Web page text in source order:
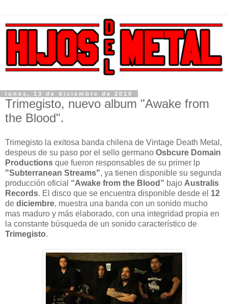
lunes, 13 de diciembre de 2010
Trimegisto, nuevo album "Awake from
the Blood".
Trimegisto la exitosa banda chilena de Vintage Death Metal,
despeus de su paso por el sello germano Osbcure Domain
Productions que fueron responsables de su primer lp
"Subterranean Streams", ya tienen disponible su segunda
producción oficial “Awake from the Blood” bajo Australis
Records. El disco que se encuentra disponible desde el 12
de diciembre, muestra una banda con un sonido mucho
mas maduro y más elaborado, con una integridad propia en
la constante búsqueda de un sonido característico de
Trimegisto.